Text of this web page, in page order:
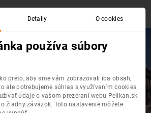
letenky na jednom mieste
Detaily O cookies
používa súbory
preto, aby sme vám zobrazovali iba obsah,
ale potrebujeme súhlas s využívaním cookies.
údaje o vašom prezeraní webu Pelikan.sk.
žiadny záväzok. Toto nastavenie môžete